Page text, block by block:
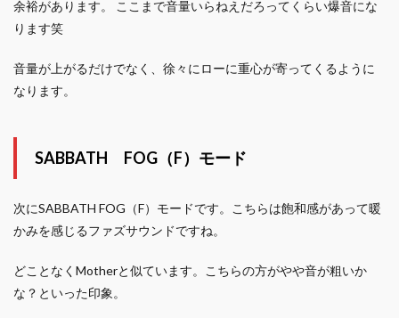
余裕があります。 ここまで音量いらねえだろってくらい爆音にな
ります笑
音量が上がるだけでなく、徐々にローに重心が寄ってくるように
なります。
SABBATH FOG（F）モード
次にSABBATH FOG（F）モードです。こちらは飽和感があって暖
かみを感じるファズサウンドですね。
どことなくMotherと似ています。こちらの方がやや音が粗いか
な？といった印象。